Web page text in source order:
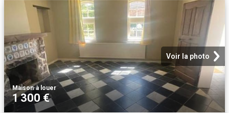
Voir la photo
Maison·à louer
1 300 €